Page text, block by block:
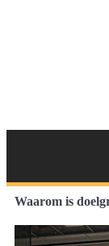
Waarom is